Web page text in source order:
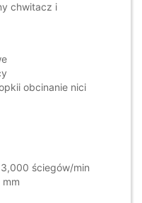
chwitacz i
obcinanie nici
ściegów/min
mm